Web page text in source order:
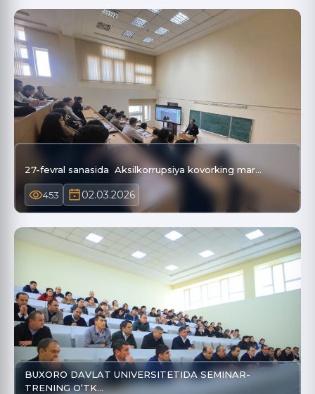
27-fevral sanasida Aksilkorrupsiya kovorking mar…
453 02.03.2026
BUXORO DAVLAT UNIVERSITETIDA SEMINAR-
TRENING O‘TK…